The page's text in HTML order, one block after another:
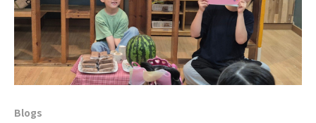
Blogs